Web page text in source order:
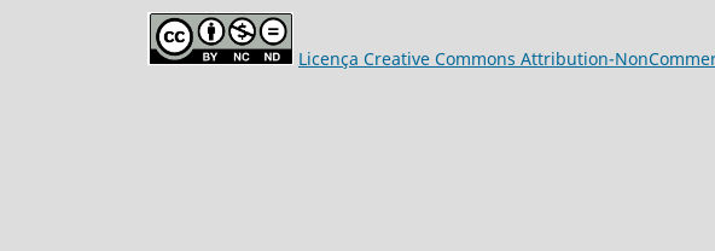
Licença Creative Commons Attribution-